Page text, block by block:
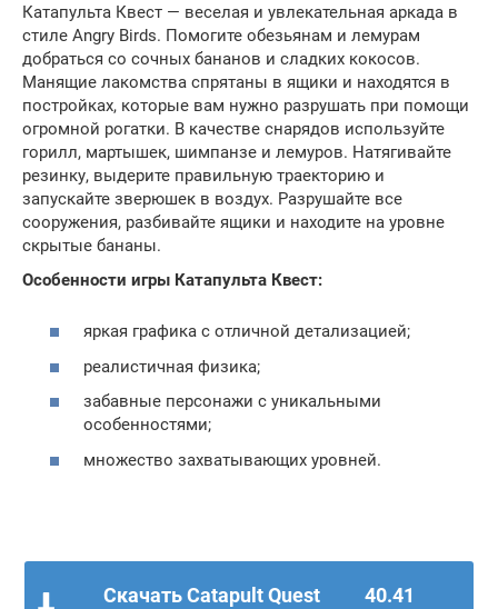
Катапульта Квест — веселая и увлекательная аркада в
стиле Angry Birds. Помогите обезьянам и лемурам
добраться со сочных бананов и сладких кокосов.
Манящие лакомства спрятаны в ящики и находятся в
постройках, которые вам нужно разрушать при помощи
огромной рогатки. В качестве снарядов используйте
горилл, мартышек, шимпанзе и лемуров. Натягивайте
резинку, выдерите правильную траекторию и
запускайте зверюшек в воздух. Разрушайте все
сооружения, разбивайте ящики и находите на уровне
скрытые бананы.
Особенности игры Катапульта Квест:
яркая графика с отличной детализацией;
реалистичная физика;
забавные персонажи с уникальными
особенностями;
множество захватывающих уровней.
Скачать Catapult Quest
40.41